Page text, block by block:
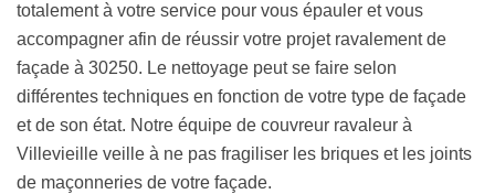
totalement à votre service pour vous épauler et vous
accompagner afin de réussir votre projet ravalement de
façade à 30250. Le nettoyage peut se faire selon
différentes techniques en fonction de votre type de façade
et de son état. Notre équipe de couvreur ravaleur à
Villevieille veille à ne pas fragiliser les briques et les joints
de maçonneries de votre façade.